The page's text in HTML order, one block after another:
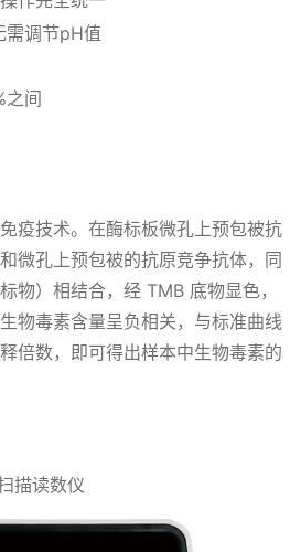
调节pH值
间
疫技术。在酶标板微孔上预包被抗
微孔上预包被的抗原竞争抗体，同
物）相结合，经 TMB 底物显色，
物毒素含量呈负相关，与标准曲线
倍数，即可得出样本中生物毒素的
描读数仪